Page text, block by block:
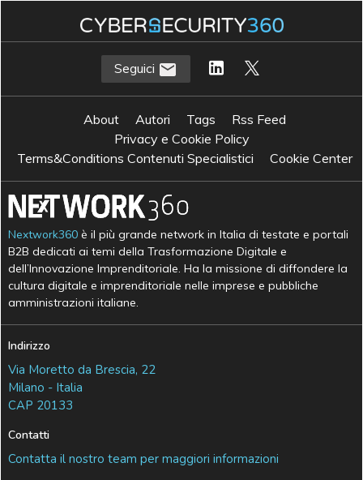
Seguici
About Autori Tags
Rss Feed
Privacy e Cookie Policy
Terms&Conditions Contenuti Specialistici
Cookie Center
Nextwork360 è il più grande network in Italia di testate e portali
B2B dedicati ai temi della Trasformazione Digitale e
dell’Innovazione Imprenditoriale. Ha la missione di diffondere la
cultura digitale e imprenditoriale nelle imprese e pubbliche
amministrazioni italiane.
Indirizzo
Via Moretto da Brescia, 22
Milano - Italia
CAP 20133
Contatti
Contatta il nostro team per maggiori informazioni